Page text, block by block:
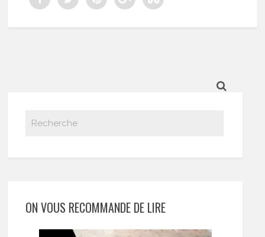
ON VOUS RECOMMANDE DE LIRE